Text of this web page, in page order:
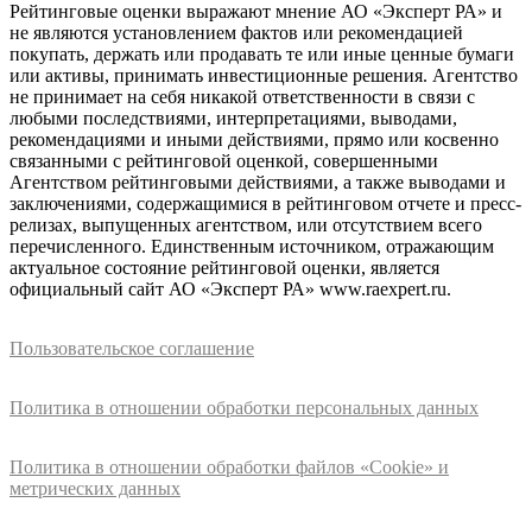
Рейтинговые оценки выражают мнение АО «Эксперт РА» и
не являются установлением фактов или рекомендацией
покупать, держать или продавать те или иные ценные бумаги
или активы, принимать инвестиционные решения. Агентство
не принимает на себя никакой ответственности в связи с
любыми последствиями, интерпретациями, выводами,
рекомендациями и иными действиями, прямо или косвенно
связанными с рейтинговой оценкой, совершенными
Агентством рейтинговыми действиями, а также выводами и
заключениями, содержащимися в рейтинговом отчете и пресс-
релизах, выпущенных агентством, или отсутствием всего
перечисленного. Единственным источником, отражающим
актуальное состояние рейтинговой оценки, является
официальный сайт АО «Эксперт РА» www.raexpert.ru.
Пользовательское соглашение
Политика в отношении обработки персональных данных
Политика в отношении обработки файлов «Cookie» и
метрических данных